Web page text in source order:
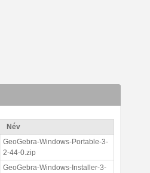
Név
GeoGebra-Windows-Portable-3-
2-44-0.zip
GeoGebra-Windows-Installer-3-